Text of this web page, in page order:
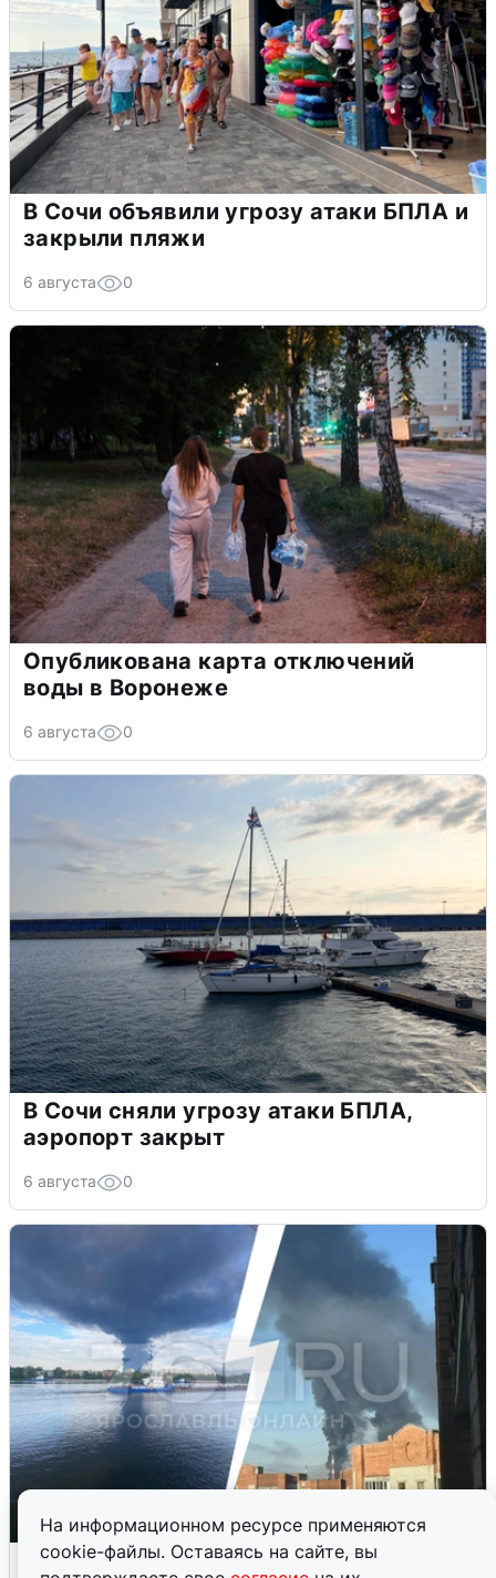
На информационном ресурсе применяются
cookie-файлы. Оставаясь на сайте, вы
В Сочи объявили угрозу атаки БПЛА и
закрыли пляжи
6 августа 0
Опубликована карта отключений
воды в Воронеже
6 августа 0
В Сочи сняли угрозу атаки БПЛА,
аэропорт закрыт
6 августа 0
Ночная атака БПЛА на Ярославль: